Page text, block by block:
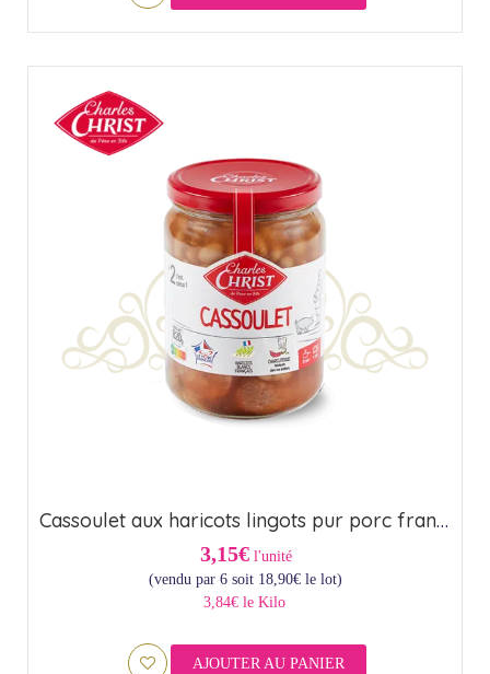
Cassoulet aux haricots lingots pur porc français – Origine France (85cl)
3,15€ l'unité
(vendu par 6 soit 18,90€le lot)
3,84€ le Kilo
AJOUTER AU PANIER